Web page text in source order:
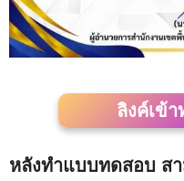
ลิงค์เข้
หลังทำแบบทดสอบ ส